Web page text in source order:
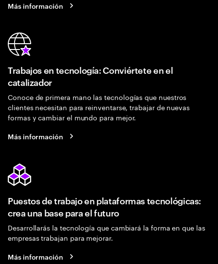
Más información
Trabajos en tecnología: Conviértete en el
catalizador
Conoce de primera mano las tecnologías que nuestros
clientes necesitan para reinventarse, trabajar de nuevas
formas y cambiar el mundo para mejor.
Más información
Puestos de trabajo en plataformas tecnológicas:
crea una base para el futuro
Desarrollarás la tecnología que cambiará la forma en que las
empresas trabajan para mejorar.
Más información